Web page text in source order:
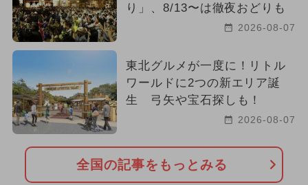
り」、8/13〜は徹夜おどりも
2026-08-07
東北グルメが一度に！リトル
ワールドに2つの新エリア誕
生 弓矢や宝石探しも！
2026-08-07
全国の記事をもっとみる